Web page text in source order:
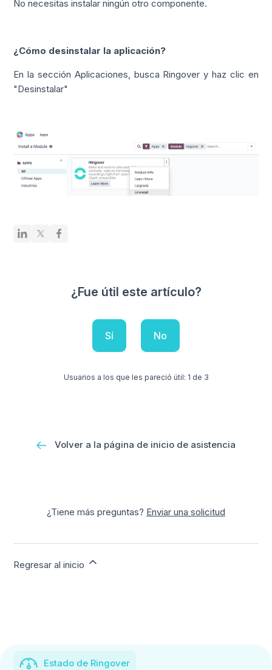
No necesitas instalar ningún otro componente.
¿Cómo desinstalar la aplicación?
En la sección Aplicaciones, busca Ringover y haz clic en
"Desinstalar"
¿Fue útil este artículo?
Sí No
Usuarios a los que les pareció útil: 1 de 3
Volver a la página de inicio de asistencia
¿Tiene más preguntas? Enviar una solicitud
Regresar al inicio
Estado de Ringover